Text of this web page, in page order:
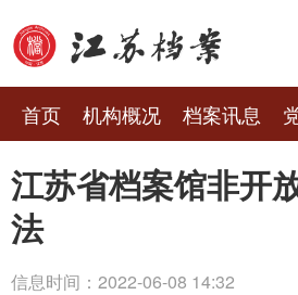
首页 机构概况 档案讯息
江苏省档案馆非开
法
信息时间：2022-06-08 14:32